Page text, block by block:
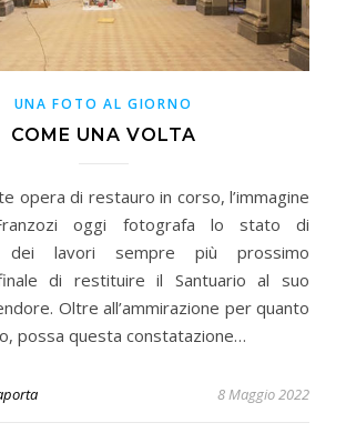
UNA FOTO AL GIORNO
COME UNA VOLTA
opera di restauro in corso, l’immagine
oggi fotografa lo stato di
dei lavori sempre più prossimo
di restituire il Santuario al suo
Oltre all’ammirazione per quanto
possa questa constatazione…
8 Maggio 2022